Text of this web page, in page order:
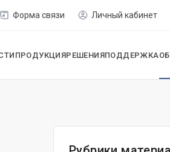
Форма связи Личный кабинет
ПРОДУКЦИЯРЕШЕНИЯПОДДЕРЖКА